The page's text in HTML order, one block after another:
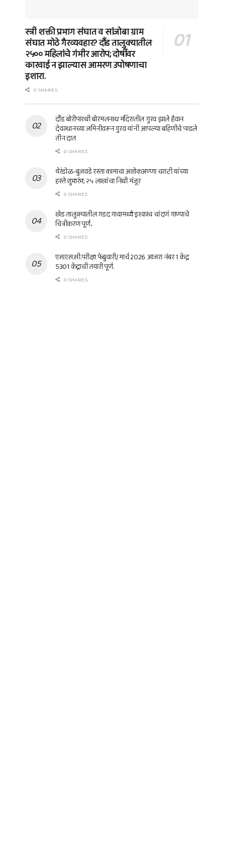
स्त्री शक्ती प्रभाग संघात व सांजोबा ग्राम
संघात मोठे गैरव्यवहार? दौंड तालुक्यातील
२५०० महिलांचे गंभीर आरोप; दोषींवर
कारवाई न झाल्यास आमरण उपोषणाचा
इशारा.
0 SHARES
दौंड बोरीपारधी बोरमलनाथ मंदिरातील गुरव झाले हैवान
देवस्थानच्या जमिनीवरून गुरव यांनी आपल्या बहिणीचे पाडले
तीन दात
0 SHARES
येरंडोळ-बुजवडे रस्ता कामाचा अशोकअण्णा चराटी यांच्या
हस्ते शुभारंभ; २५ लाखांचा निधी मंजूर
0 SHARES
खेड तालुक्यातील गडद गावामध्ये इश्काच चांदणं गाण्याचे
चित्रीकरण पूर्ण..
0 SHARES
एस.एस.सी.परीक्षा फेब्रुवारी/ मार्च 2026 आजरा नंबर 1 केंद्र
5301 केंद्राची तयारी पूर्ण.
0 SHARES